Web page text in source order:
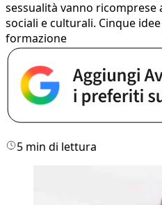
sessualità vanno ricomprese
sociali e culturali. Cinque
formazione
5 min di lettura